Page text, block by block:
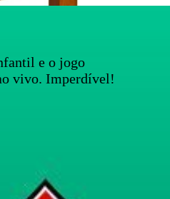
e o jogo
vivo. Imperdível!